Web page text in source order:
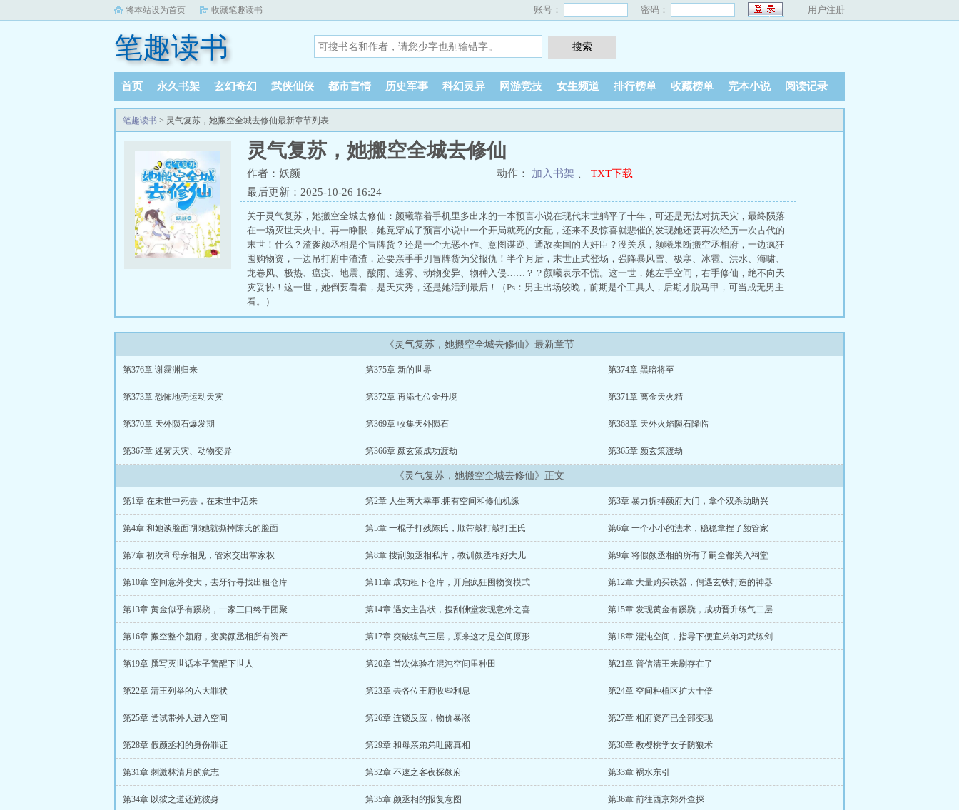
将本站设为首页 收藏笔趣读书 账号： 密码： 用户注册
笔趣读书
首页 永久书架 玄幻奇幻 武侠仙侠 都市言情 历史军事 科幻灵异 网游竞技 女生频道 排行榜单 收藏榜单 完本小说 阅读记录
笔趣读书 > 灵气复苏，她搬空全城去修仙最新章节列表
灵气复苏，她搬空全城去修仙
作者：妖颜 动作： 加入书架
TXT下载
最后更新：2025-10-26 16:24
关于灵气复苏，她搬空全城去修仙：颜曦靠着手机里多出来的一本预言小说在现代末世躺平了十年，可还是无法对抗天灾，最终陨落
在一场灭世天火中。再一睁眼，她竟穿成了预言小说中一个开局就死的女配，还来不及惊喜就悲催的发现她还要再次经历一次古代的
末世！什么？渣爹颜丞相是个冒牌货？还是一个无恶不作、意图谋逆、通敌卖国的大奸臣？没关系，颜曦果断搬空丞相府，一边疯狂
囤购物资，一边吊打府中渣渣，还要亲手手刃冒牌货为父报仇！半个月后，末世正式登场，强降暴风雪、极寒、冰雹、洪水、海啸、
龙卷风、极热、瘟疫、地震、酸雨、迷雾、动物变异、物种入侵……？？颜曦表示不慌。这一世，她左手空间，右手修仙，绝不向天
灾妥协！这一世，她倒要看看，是天灾秀，还是她活到最后！（Ps：男主出场较晚，前期是个工具人，后期才脱马甲，可当成无男主
看。）
《灵气复苏，她搬空全城去修仙》最新章节
第376章 谢霆渊归来 第375章 新的世界 第374章 黑暗将至
第373章 恐怖地壳运动天灾 第372章 再添七位金丹境 第371章 离金天火精
第370章 天外陨石爆发期 第369章 收集天外陨石 第368章 天外火焰陨石降临
第367章 迷雾天灾、动物变异 第366章 颜玄策成功渡劫 第365章 颜玄策渡劫
《灵气复苏，她搬空全城去修仙》正文
第1章 在末世中死去，在末世中活来 第2章 人生两大幸事:拥有空间和修仙机缘 第3章 暴力拆掉颜府大门，拿个双杀助助兴
第4章 和她谈脸面?那她就撕掉陈氏的脸面 第5章 一棍子打残陈氏，顺带敲打敲打王氏 第6章 一个小小的法术，稳稳拿捏了颜管家
第7章 初次和母亲相见，管家交出掌家权 第8章 搜刮颜丞相私库，教训颜丞相好大儿 第9章 将假颜丞相的所有子嗣全都关入祠堂
第10章 空间意外变大，去牙行寻找出租仓库 第11章 成功租下仓库，开启疯狂囤物资模式 第12章 大量购买铁器，偶遇玄铁打造的神器
第13章 黄金似乎有蹊跷，一家三口终于团聚 第14章 遇女主告状，搜刮佛堂发现意外之喜 第15章 发现黄金有蹊跷，成功晋升练气二层
第16章 搬空整个颜府，变卖颜丞相所有资产 第17章 突破练气三层，原来这才是空间原形 第18章 混沌空间，指导下便宜弟弟习武练剑
第19章 撰写灭世话本子警醒下世人 第20章 首次体验在混沌空间里种田 第21章 普信清王来刷存在了
第22章 清王列举的六大罪状 第23章 去各位王府收些利息 第24章 空间种植区扩大十倍
第25章 尝试带外人进入空间 第26章 连锁反应，物价暴涨 第27章 相府资产已全部变现
第28章 假颜丞相的身份罪证 第29章 和母亲弟弟吐露真相 第30章 教樱桃学女子防狼术
第31章 刺激林清月的意志 第32章 不速之客夜探颜府 第33章 祸水东引
第34章 以彼之道还施彼身 第35章 颜丞相的报复意图 第36章 前往西京郊外查探